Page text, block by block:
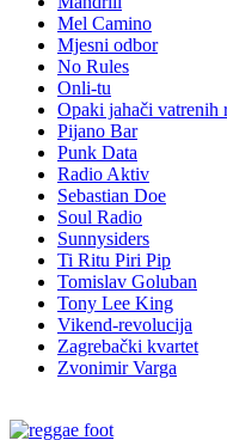
Mel Camino
Mjesni odbor
No Rules
Onli-tu
Opaki jahači vatrenih
Pijano Bar
Punk Data
Radio Aktiv
Sebastian Doe
Soul Radio
Sunnysiders
Ti Ritu Piri Pip
Tomislav Goluban
Tony Lee King
Vikend-revolucija
Zagrebački kvartet
Zvonimir Varga